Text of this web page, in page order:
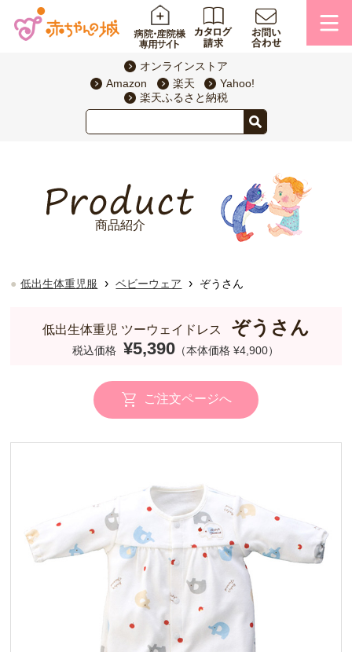
オンラインストア
Amazon
楽天
Yahoo!
楽天ふるさと納税
商品紹介
低出生体重児服 › ベビーウェア › ぞうさん
低出生体重児 ツーウェイドレス ぞうさん
税込価格 ¥5,390 （本体価格 ¥4,900）
ご注文ページへ